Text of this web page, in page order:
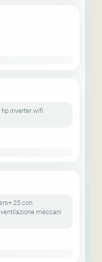
inverter wifi
25 con
meccani